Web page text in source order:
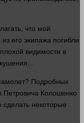
что мой
его экипажа погибли
видимости в
Подробных
Петровича Колошенко
некоторые